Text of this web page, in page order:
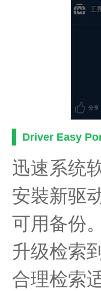
Driver Easy
迅速系统
安裝新驱
可用备份。
升级检索
合理检索